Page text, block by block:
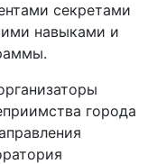
секретами
навыками и
города